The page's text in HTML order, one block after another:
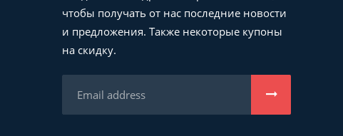
чтобы получать от нас последние новости
и предложения. Также некоторые купоны
на скидку.